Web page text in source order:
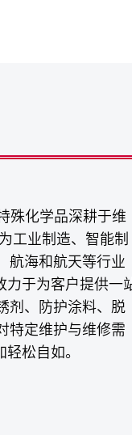
殊化学品深耕于维
工业制造、智能制
航海和航天等行业
力于为客户提供一
剂、防护涂料、脱
特定维护与维修需
松自如。